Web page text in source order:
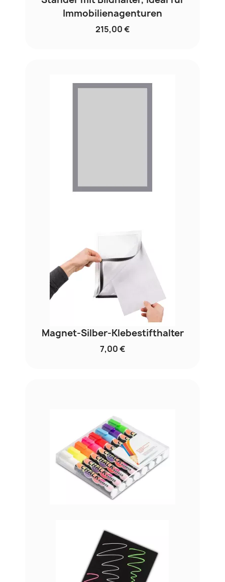
Immobilienagenturen
215,00 €
Magnet-Silber-Klebestifthalter
7,00 €